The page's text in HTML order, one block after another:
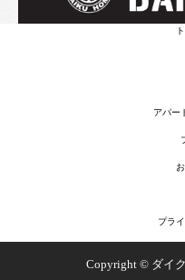
アパー
プラ
Copyright © ダイ